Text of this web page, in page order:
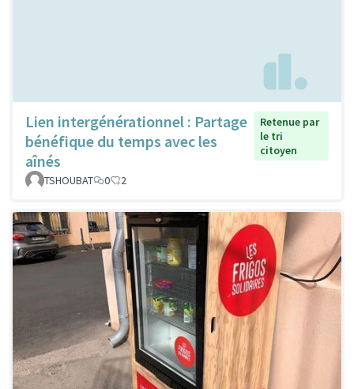
Lien intergénérationnel : Partage
bénéfique du temps avec les
aînés
Retenue par
le tri
citoyen
TSHOUBAT 0 2